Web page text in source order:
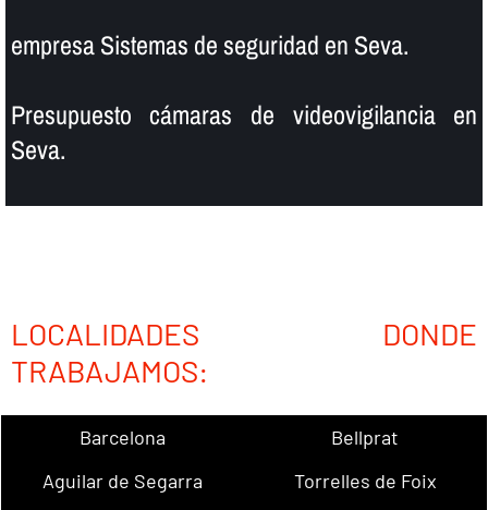
empresa Sistemas de seguridad en Seva.
Presupuesto cámaras de videovigilancia en
Seva.
LOCALIDADES DONDE
TRABAJAMOS:
Barcelona
Bellprat
Aguilar de Segarra
Torrelles de Foix